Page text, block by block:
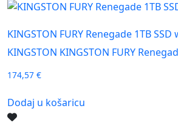
KINGSTON FURY Renegade 1TB SSD
KINGSTON KINGSTON FURY
174,57 €
Dodaj u košaricu